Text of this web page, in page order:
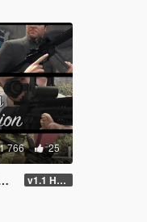
766 25
v1.1 Hotfix